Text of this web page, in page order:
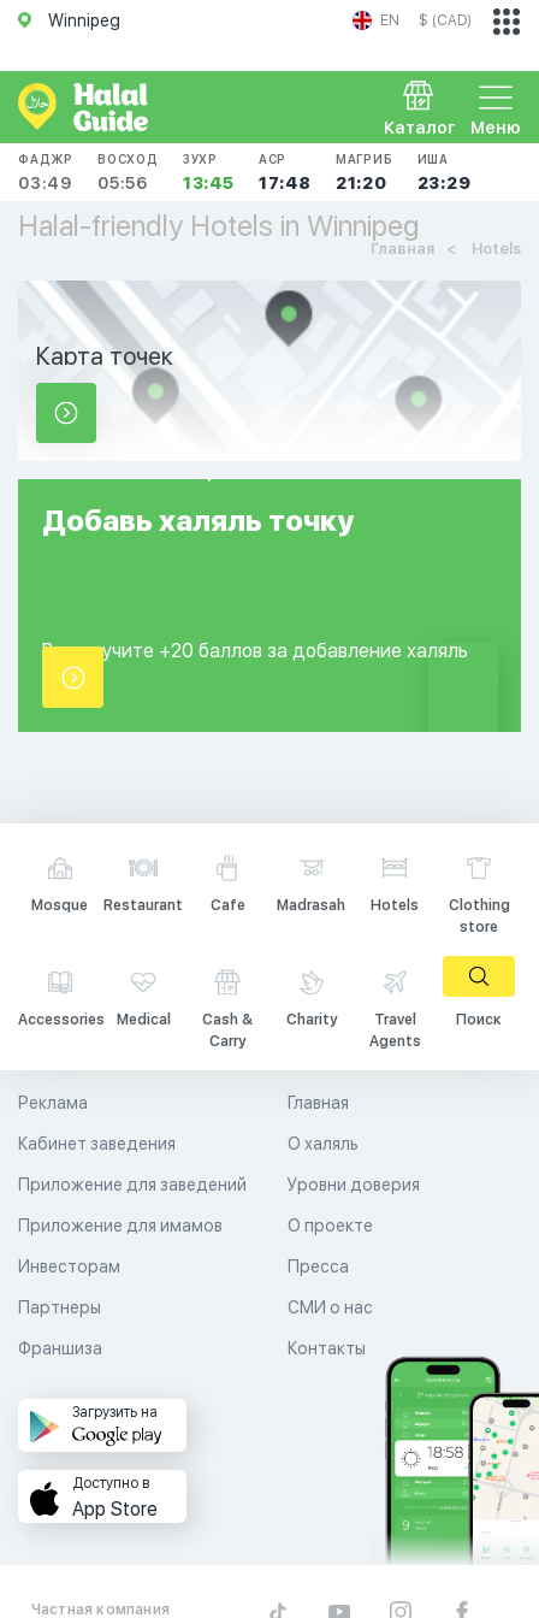
Winnipeg EN $ (CAD)
Меню
Каталог
ФАДЖР
03:49
ВОСХОД
05:56
ЗУХР
13:45
АСР
17:48
МАГРИБ
21:20
ИША
23:29
Halal-friendly Hotels in Winnipeg
Главная Hotels
Карта точек
Добавь халяль точку
Вы получите +20 баллов за добавление халяль
точки.
Mosque Restaurant Cafe Madrasah Hotels
Clothing
store
Accessories Medical
Cash &
Carry
Charity
Travel
Agents
Поиск
Главная
О халяль
Уровни доверия
Реклама
Кабинет заведения
Приложение для заведений
Приложение для имамов О проекте
Пресса
СМИ о нас
Контакты
Инвесторам
Партнеры
Франшиза
Загрузить на
Доступно в
App Store
Частная компания